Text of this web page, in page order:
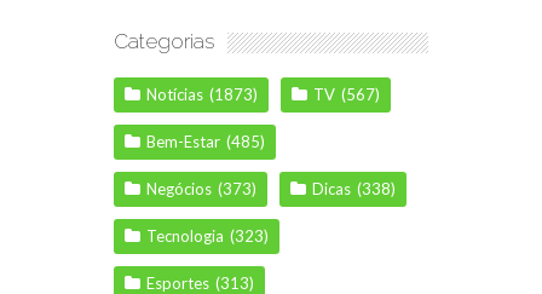
Categorias
Notícias (1873) TV (567)
Bem-Estar (485)
Negócios (373) Dicas (338)
Tecnologia (323)
Esportes (313)